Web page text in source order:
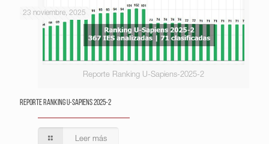
Reporte Ranking U-Sapiens-2025-2
23 noviembre, 2025
Reporte Ranking U-Sapiens 2025-2
Leer más